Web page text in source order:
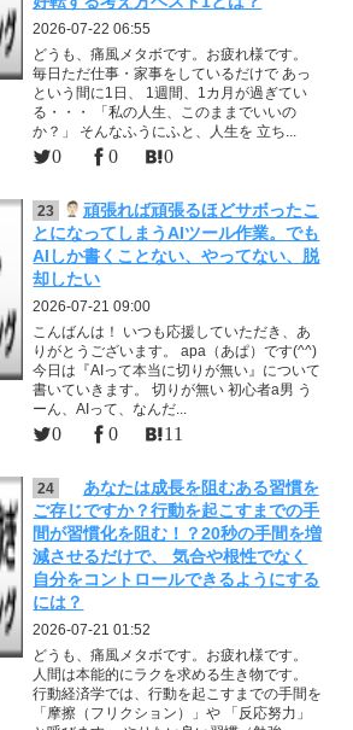
2026-07-22 06:55
どうも、痛風メタボです。お疲れ様です。
毎日ただ仕事・家事をしているだけで あっ
という間に1日、 1週間、1カ月が過ぎてい
る・・・ 「私の人生、このままでいいの
か？」 そんなふうにふと、人生を 立ち...
0 0 0
23
頑張れば頑張るほどサボったこ
とになってしまうAIツール作業。でも
AIしか書くことない、やってない、脱
却したい
2026-07-21 09:00
こんばんは！ いつも応援していただき、あ
りがとうございます。 apa（あぱ）です(^^)
今日は『AIって本当に切りが無い』について
書いていきます。 切りが無い 初心者a男 う
ーん、AIって、なんだ...
0 0 11
24
あなたは成長を阻むある習慣を
ご存じですか？行動を起こすまでの手
間が習慣化を阻む！？20秒の手間を増
減させるだけで、 気合や根性でなく
自分をコントロールできるようにする
には？
2026-07-21 01:52
どうも、痛風メタボです。お疲れ様です。
人間は本能的にラクを求める生き物です。
行動経済学では、行動を起こすまでの手間を
「摩擦（フリクション）」や 「反応努力」